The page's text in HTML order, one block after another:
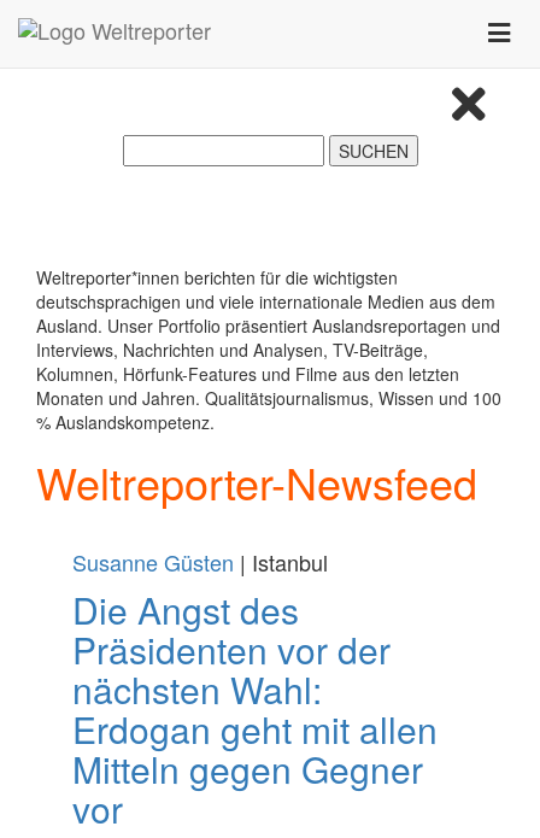
Zum Inhalt springen
Toggle
Weltreporter*innen berichten für die wichtigsten
deutschsprachigen und viele internationale Medien aus dem
Ausland. Unser Portfolio präsentiert Auslandsreportagen und
Interviews, Nachrichten und Analysen, TV-Beiträge,
Kolumnen, Hörfunk-Features und Filme aus den letzten
Monaten und Jahren. Qualitätsjournalismus, Wissen und 100
% Auslandskompetenz.
Weltreporter-Newsfeed
Susanne Güsten | Istanbul
Die Angst des
Präsidenten vor der
nächsten Wahl:
Erdogan geht mit allen
Mitteln gegen Gegner
vor